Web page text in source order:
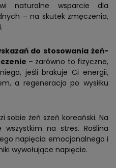
naturalne wsparcie dla
– na skutek zmęczenia,
do stosowania żeń-
– zarówno to fizyczne,
jeśli brakuje Ci energii,
a regeneracja po wysiłku
sobie żeń szeń koreański. Na
wszystkim na stres. Roślina
napięcia emocjonalnego i
wywołujące napięcie.